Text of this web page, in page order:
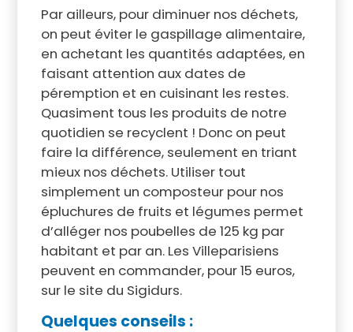
Par ailleurs, pour diminuer nos déchets,
on peut éviter le gaspillage alimentaire,
en achetant les quantités adaptées, en
faisant attention aux dates de
péremption et en cuisinant les restes.
Quasiment tous les produits de notre
quotidien se recyclent ! Donc on peut
faire la différence, seulement en triant
mieux nos déchets. Utiliser tout
simplement un composteur pour nos
épluchures de fruits et légumes permet
d’alléger nos poubelles de 125 kg par
habitant et par an. Les Villeparisiens
peuvent en commander, pour 15 euros,
sur le site du Sigidurs.
Quelques conseils :